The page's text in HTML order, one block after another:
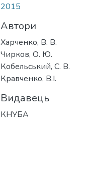
2015
Автори
Харченко, В. В.
Чирков, О. Ю.
Кобельський, С. В.
Кравченко, В.І.
Видавець
КНУБА